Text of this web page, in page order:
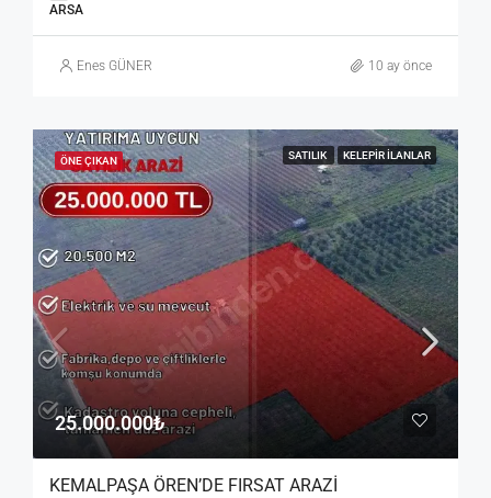
ARSA
Enes GÜNER 10 ay önce
ÖNE ÇIKAN SATILIK KELEPIR İLANLAR
25.000.000₺
KEMALPAŞA ÖREN’DE FIRSAT ARAZİ